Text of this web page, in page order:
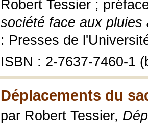
Robert Tessier ;
société face aux
: Presses de
ISBN : 2-7637-7460-1
Déplacements du
par Robert Tessier,